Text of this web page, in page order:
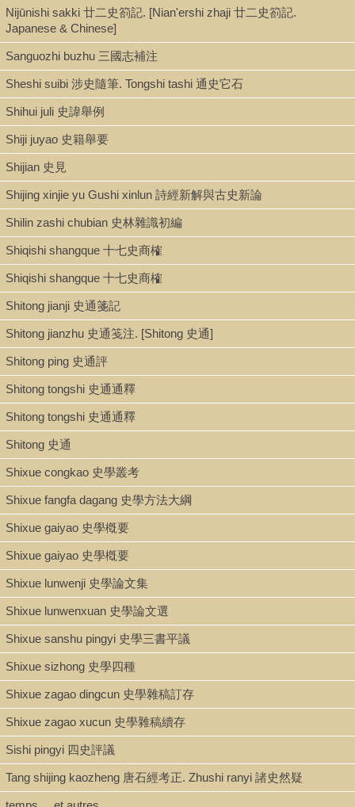
Nijūnishi sakki 廿二史箚記. [Nian'ershi zhaji 廿二史箚記.
Japanese & Chinese]
Sanguozhi buzhu 三國志補注
Sheshi suibi 涉史隨筆. Tongshi tashi 通史它石
Shihui juli 史諱舉例
Shiji juyao 史籍舉要
Shijian 史見
Shijing xinjie yu Gushi xinlun 詩經新解與古史新論
Shilin zashi chubian 史林雜識初編
Shiqishi shangque 十七史商榷
Shiqishi shangque 十七史商榷
Shitong jianji 史通箋記
Shitong jianzhu 史通笺注. [Shitong 史通]
Shitong ping 史通評
Shitong tongshi 史通通釋
Shitong tongshi 史通通釋
Shitong 史通
Shixue congkao 史學叢考
Shixue fangfa dagang 史學方法大綱
Shixue gaiyao 史學槪要
Shixue gaiyao 史學槪要
Shixue lunwenji 史學論文集
Shixue lunwenxuan 史學論文選
Shixue sanshu pingyi 史學三書平議
Shixue sizhong 史學四種
Shixue zagao dingcun 史學雜稿訂存
Shixue zagao xucun 史學雜稿續存
Sishi pingyi 四史評議
Tang shijing kaozheng 唐石經考正. Zhushi ranyi 諸史然疑